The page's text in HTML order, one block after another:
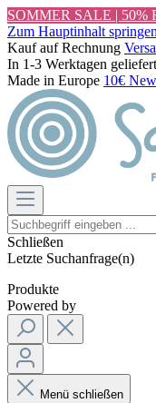
SOMMER SALE | 50%
Zum Hauptinhalt springen
Kauf auf Rechnung
In 1-3 Werktagen geliefert
Made in Europe 10€
Schließen
Letzte Suchanfrage(n)
Produkte
Powered by
Menü schließen